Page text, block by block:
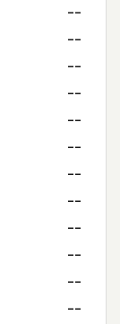
--
--
--
--
--
--
--
--
--
--
--
--